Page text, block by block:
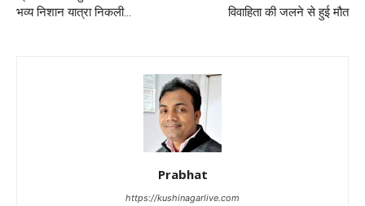
भव्य निशान यात्रा निकली…
विवाहिता की जलने से हुई मौत
Prabhat
https://kushinagarlive.com